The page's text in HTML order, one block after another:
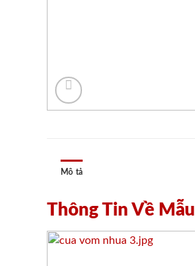
Mô tả
Thông Tin Về